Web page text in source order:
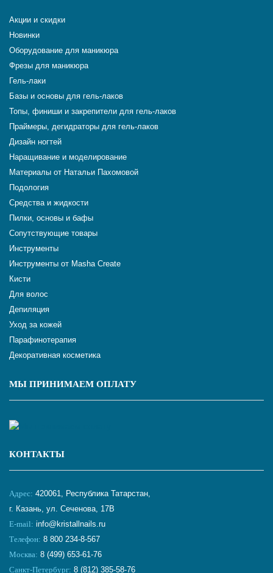
Акции и скидки
Новинки
Оборудование для маникюра
Фрезы для маникюра
Гель-лаки
Базы и основы для гель-лаков
Топы, финиши и закрепители для гель-лаков
Праймеры, дегидраторы для гель-лаков
Дизайн ногтей
Наращивание и моделирование
Материалы от Натальи Пахомовой
Подология
Средства и жидкости
Пилки, основы и бафы
Сопутствующие товары
Инструменты
Инструменты от Masha Create
Кисти
Для волос
Депиляция
Уход за кожей
Парафинотерапия
Декоративная косметика
МЫ ПРИНИМАЕМ ОПЛАТУ
КОНТАКТЫ
Адрес: 420061, Республика Татарстан,
г. Казань, ул. Сеченова, 17В
E-mail: info@kristallnails.ru
Телефон: 8 800 234-8-567
Москва: 8 (499) 653-61-76
Санкт-Петербург: 8 (812) 385-58-76